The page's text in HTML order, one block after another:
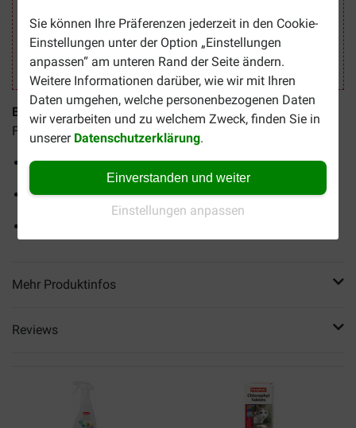
Sie können Ihre Präferenzen jederzeit in den Cookie-
Einstellungen unter der Option „Einstellungen
anpassen“ am unteren Rand der Seite ändern.
Weitere Informationen darüber, wie wir mit Ihren
Daten umgehen, welche personenbezogenen Daten
wir verarbeiten und zu welchem Zweck, finden Sie in
unserer Datenschutzerklärung.
Einverstanden und weiter
Einstellungen anpassen
Beaphar Dimethicare Spray für Hund und Katze
macht
Flöhe, Zecken und andere Parasiten unschädlich.
Geeignet für Hunde und Katzen ab 12 Wochen.
Bildet einen klebrigen Film um Parasiten
Mehr Produktinfos
Reviews